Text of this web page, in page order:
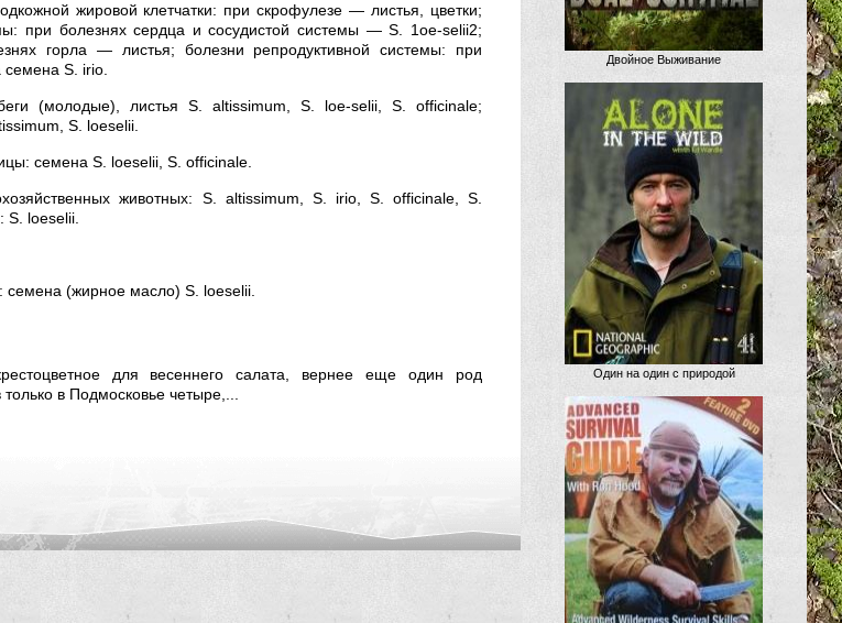
жировой клетчатки: при скрофулезе — листья, цветки;
при болезнях сердца и сосудистой системы — S. 1ое-selii2;
горла — листья; болезни репродуктивной системы: при
S. irio.
(молодые), листья S. altissimum, S. loe-selii, S. officinale;
S. loeselii.
семена S. loeselii, S. officinale.
животных: S. altissimum, S. irio, S. officinale, S.
S. loeselii.
(жирное масло) S. loeselii.
для весеннего салата, вернее еще один род
в Подмосковье четыре,...
Двойное Выживание
Один на один с природой